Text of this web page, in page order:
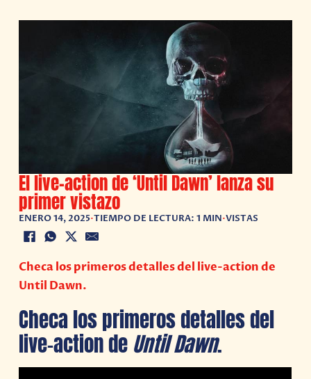
El live-action de ‘Until Dawn’ lanza su
primer vistazo
ENERO 14, 2025•TIEMPO DE LECTURA: 1 MIN•VISTAS
Checa los primeros detalles del live-action de
Until Dawn.
Checa los primeros detalles del
live-action de Until Dawn.